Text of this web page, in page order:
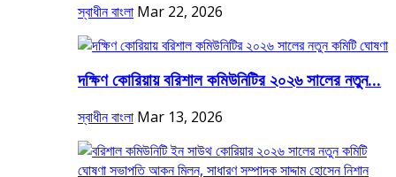
স্বাধীন বাংলা Mar 22, 2026
দক্ষিণ কোরিয়ায় বরিশাল কমিউনিটির ২০২৬ সালের নতুন...
স্বাধীন বাংলা Mar 13, 2026